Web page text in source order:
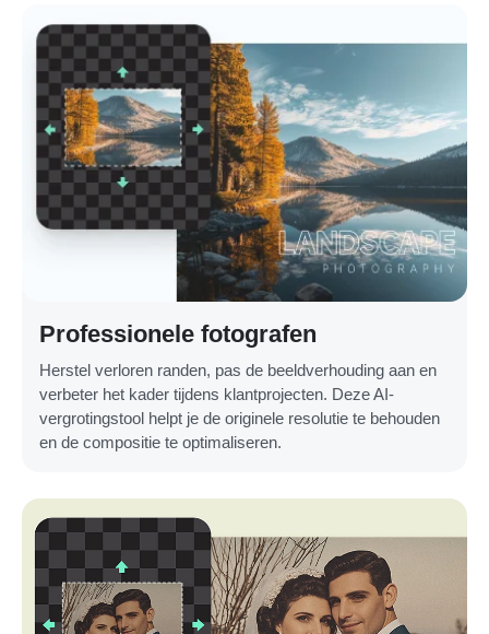
Professionele fotografen
Herstel verloren randen, pas de beeldverhouding aan en
verbeter het kader tijdens klantprojecten. Deze AI-
vergrotingstool helpt je de originele resolutie te behouden
en de compositie te optimaliseren.